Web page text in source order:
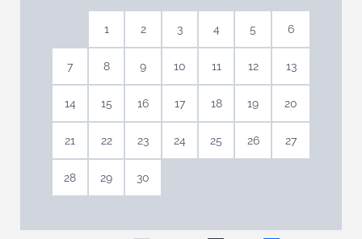
1 2 3 4 5 6
7 8 9 10 11 12 13
14 15 16 17 18 19 20
21 22 23 24 25 26 27
28 29 30